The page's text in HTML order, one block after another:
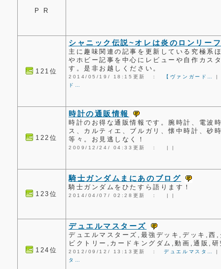
P R
121位
シャニック伝説~オレは炎のロンリー
主に趣味関連の記事を更新している究極系
やホビー記事を中心にレビューや自作カス
す。是非お越しください。
2014/05/19/ 18:15更新 ： 【ヴァンガード…
ド…
122位
時計の通販情報
時計のお得な通販情報です。腕時計、電波
ス、カルティエ、ブルガリ、懐中時計、砂
等々。お見逃しなく！
2009/12/24/ 04:33更新 ： | |
123位
騎士ガンダムまにあのブログ
騎士ガンダムをひたすら語ります！
2014/04/07/ 02:28更新 ： | |
124位
デュエルマスターズ
デュエルマスターズ,最強デッキ,デッキ,西
ビクトリー,カードキングダム,動画,通販,
2012/09/12/ 13:13更新 ：デュエルマスタ…
タ…